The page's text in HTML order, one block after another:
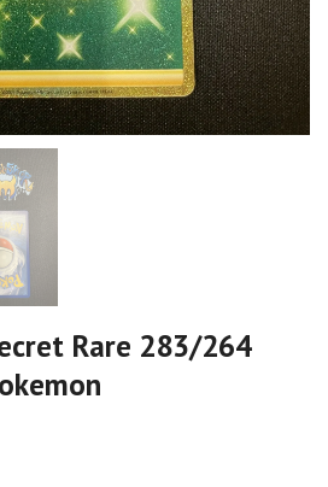
Rare 283/264